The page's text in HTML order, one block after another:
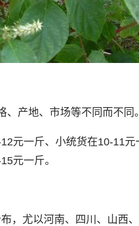
、产地、市场等不同而不同。
元一斤、小统货在10-11
元一斤。
，尤以河南、四川、山西